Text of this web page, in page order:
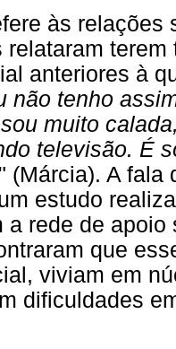
às
relataram
anteriores à
não tenho
muito
televisão. É
" (Márcia). A fala
estudo
a rede de
que
viviam em
dificuldades